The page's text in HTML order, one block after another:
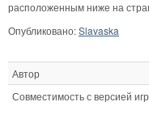
расположенным ниже на
Опубликовано:Slavaska
Автор
Совместимость с версией